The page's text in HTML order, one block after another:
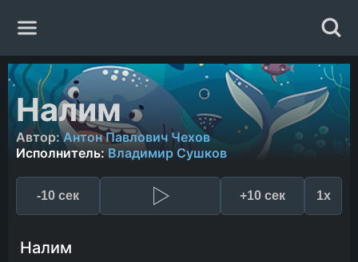
Главная
Жанры
Авторы
Исполнители
Налим
Автор:Антон Павлович Чехов
Исполнитель: Владимир Сушков
-10 сек +10 сек 1x
Налим